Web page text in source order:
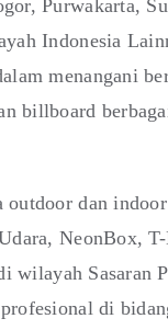
Purwakarta,
Indonesia
menangani
billboard
dan
NeonBox,
Sasaran
di